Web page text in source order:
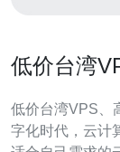
低价台湾
低价台湾VPS、高
字化时代，云计